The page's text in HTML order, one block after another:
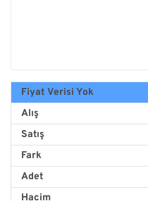
Fiyat Verisi Yok
Alış
Satış
Fark
Adet
Hacim